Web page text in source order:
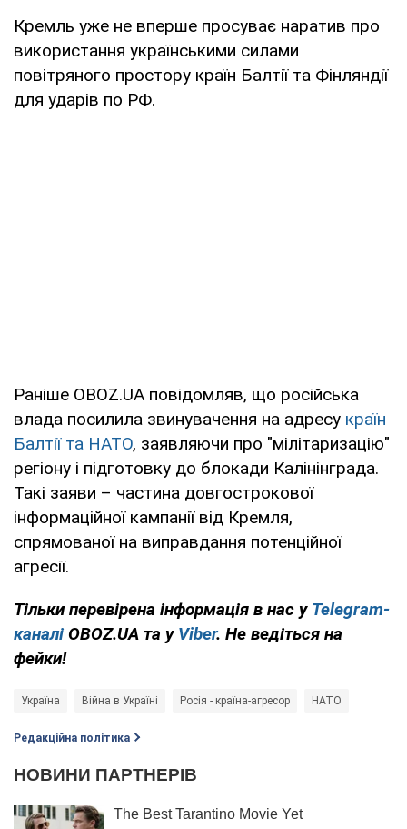
Кремль уже не вперше просуває наратив про
використання українськими силами
повітряного простору країн Балтії та Фінляндії
для ударів по РФ.
Раніше OBOZ.UA повідомляв, що російська
влада посилила звинувачення на адресу країн
Балтії та НАТО, заявляючи про "мілітаризацію"
регіону і підготовку до блокади Калінінграда.
Такі заяви – частина довгострокової
інформаційної кампанії від Кремля,
спрямованої на виправдання потенційної
агресії.
Тільки перевірена інформація в нас у Telegram-
каналі OBOZ.UA та у Viber. Не ведіться на
фейки!
Україна Війна в Україні Росія - країна-агресор НАТО
Редакційна політика